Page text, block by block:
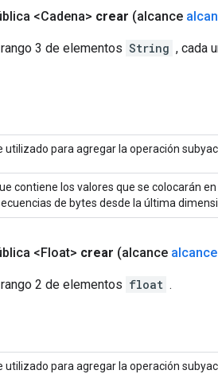
<Cadena> crear (alcance
3 de elementos String , cada
utilizado para agregar la operación
contiene los valores que se colocarán
de bytes desde la última
<Float> crear (alcance alcance
2 de elementos float .
utilizado para agregar la operación